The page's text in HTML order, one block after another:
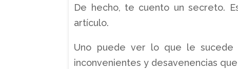
De hecho, te cuento un secreto.
artículo.
Uno puede ver lo que le
inconvenientes y desavenencias